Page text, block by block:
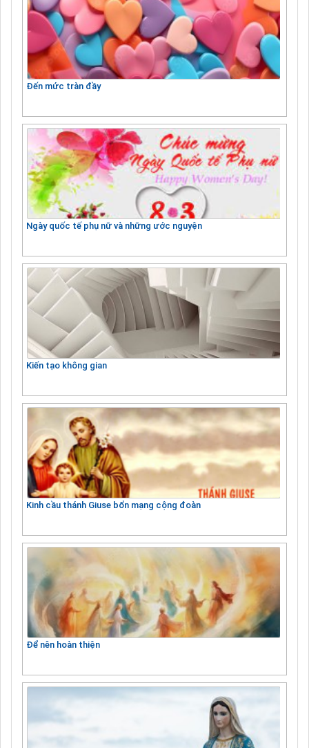
Đến mức tràn đầy
Ngày quốc tế phụ nữ và những ước nguyện
Kiến tạo không gian
Kinh cầu thánh Giuse bổn mạng cộng đoàn
Để nên hoàn thiện